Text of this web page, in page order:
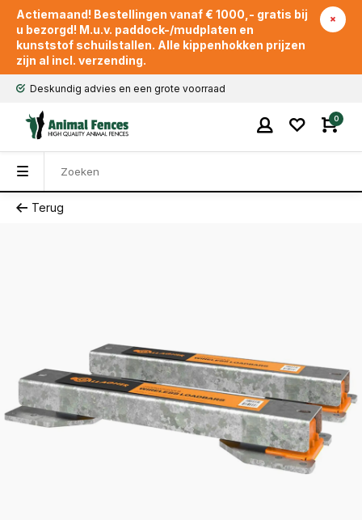
Actiemaand! Bestellingen vanaf € 1000,- gratis bij
u bezorgd! M.u.v. paddock-/mudplaten en
kunststof schuilstallen. Alle kippenhokken prijzen
zijn al incl. verzending.
Deskundig advies en een grote voorraad
0
Terug